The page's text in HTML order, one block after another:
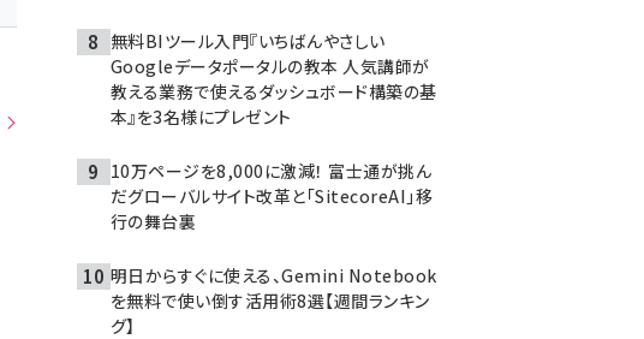
無料BIツール入門『いちばんやさしい
Googleデータポータルの教本 人気講師が
教える業務で使えるダッシュボード構築の基
本』を3名様にプレゼント
10万ページを8,000に激減！ 富士通が挑ん
だグローバルサイト改革と「SitecoreAI」移
行の舞台裏
明日からすぐに使える、Gemini Notebook
を無料で使い倒す活用術8選【週間ランキン
グ】